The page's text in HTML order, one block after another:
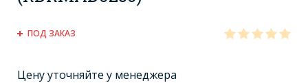
ПОД ЗАКАЗ
Цену уточняйте у менеджера